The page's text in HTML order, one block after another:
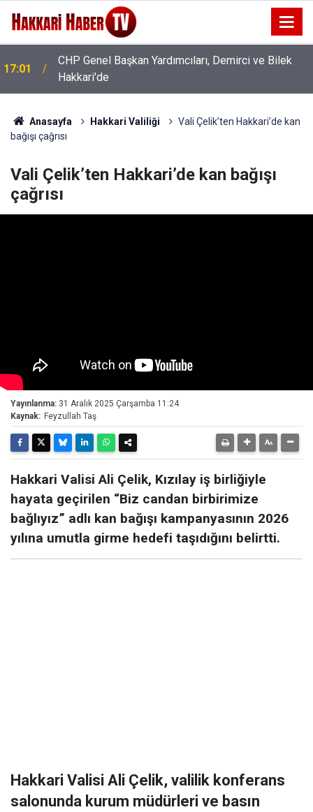
CHP Genel Başkan Yardımcıları, Demirci ve Bilek
Hakkari'de
16:53
Yüksekova'da Kültür Sanat sokağı bağlantı yolu
yenilendi
Anasayfa Hakkari Valiliği
Vali Çelik’ten Hakkari’de kan
bağışı çağrısı
Vali Çelik’ten Hakkari’de kan bağışı
çağrısı
Yayınlanma: 31 Aralık 2025 Çarşamba 11:24
Kaynak: Feyzullah Taş
Hakkari Valisi Ali Çelik, Kızılay iş birliğiyle
hayata geçirilen “Biz candan birbirimize
bağlıyız” adlı kan bağışı kampanyasının 2026
yılına umutla girme hedefi taşıdığını belirtti.
Hakkari Valisi Ali Çelik, valilik konferans
salonunda kurum müdürleri ve basın